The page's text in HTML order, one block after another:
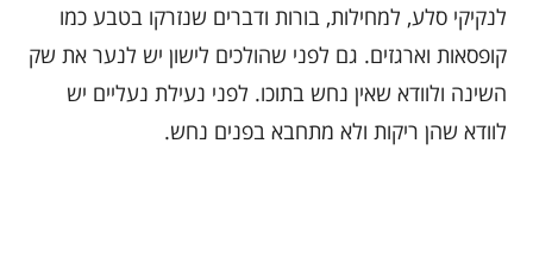
לנקיקי סלע, למחילות, בורות ודברים שנזרקו בטבע כמו
קופסאות וארגזים. גם לפני שהולכים לישון יש לנער את שק
השינה ולוודא שאין נחש בתוכו. לפני נעילת נעליים יש
לוודא שהן ריקות ולא מתחבא בפנים נחש.